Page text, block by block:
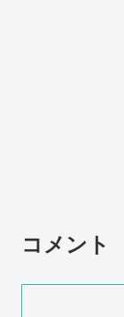
コメント